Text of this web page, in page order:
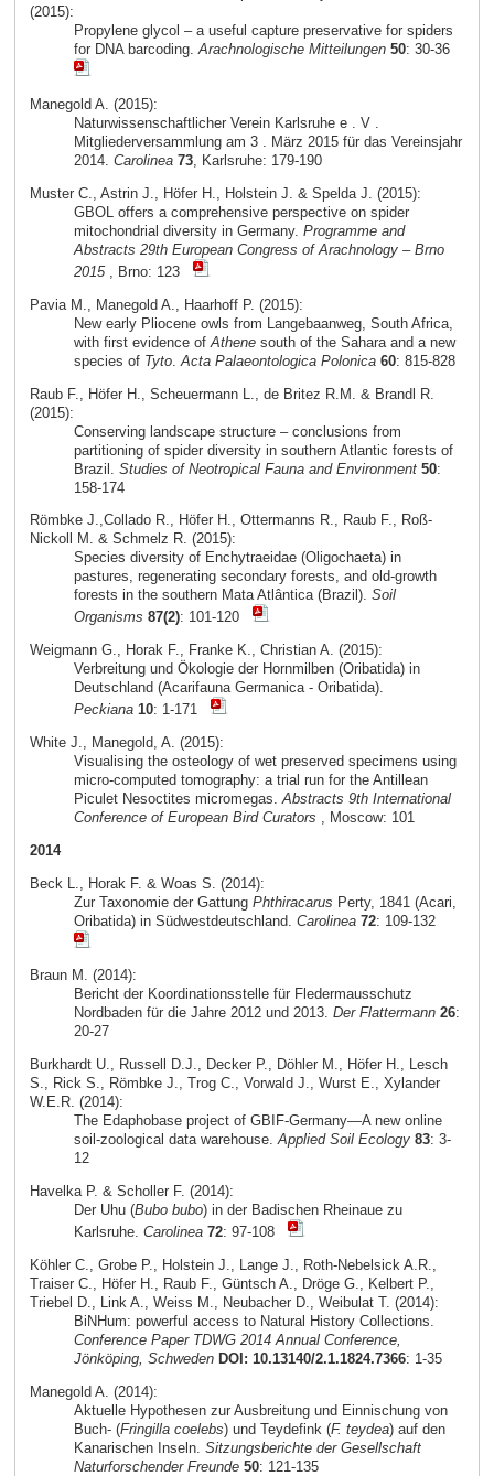
(2015):
Propylene glycol – a useful capture preservative for spiders
for DNA barcoding.Arachnologische Mitteilungen 50: 30-36
Manegold A. (2015):
Naturwissenschaftlicher Verein Karlsruhe e . V .
Mitgliederversammlung am 3 . März 2015 für das Vereinsjahr
2014. Carolinea 73, Karlsruhe: 179-190
Muster C., Astrin J., Höfer H., Holstein J. & Spelda J. (2015):
GBOL offers a comprehensive perspective on spider
mitochondrial diversity in Germany. Programme and
Abstracts 29th European Congress of Arachnology – Brno
2015, Brno: 123
Pavia M., Manegold A., Haarhoff P. (2015):
New early Pliocene owls from Langebaanweg, South Africa,
with first evidence of Athenesouth of the Sahara and a new
species of Tyto. Acta Palaeontologica Polonica 60: 815-828
Raub F., Höfer H., Scheuermann L., de Britez R.M. & Brandl R.
(2015):
Conserving landscape structure – conclusions from
partitioning of spider diversity in southern Atlantic forests of
Brazil. Studies of Neotropical Fauna and Environment 50:
158-174
Römbke J.,Collado R., Höfer H., Ottermanns R., Raub F., Roß-
Nickoll M. & Schmelz R. (2015):
Species diversity of Enchytraeidae (Oligochaeta) in
pastures, regenerating secondary forests, and old-growth
forests in the southern Mata Atlântica (Brazil). Soil
Organisms 87(2): 101-120
Weigmann G., Horak F., Franke K., Christian A. (2015):
Verbreitung und Ökologie der Hornmilben (Oribatida) in
Deutschland (Acarifauna Germanica - Oribatida).
Peckiana 10: 1-171
White J., Manegold, A. (2015):
Visualising the osteology of wet preserved specimens using
micro-computed tomography: a trial run for the Antillean
Piculet Nesoctites micromegas.Abstracts 9th International
Conference of European Bird Curators , Moscow: 101
2014
Beck L., Horak F. & Woas S. (2014):
Zur Taxonomie der Gattung Phthiracarus Perty, 1841 (Acari,
Oribatida) in Südwestdeutschland. Carolinea 72: 109-132
Braun M. (2014):
Bericht der Koordinationsstelle für Fledermausschutz
Nordbaden für die Jahre 2012 und 2013. Der Flattermann 26:
20-27
Burkhardt U., Russell D.J., Decker P., Döhler M., Höfer H., Lesch
S., Rick S., Römbke J., Trog C., Vorwald J., Wurst E., Xylander
W.E.R. (2014):
The Edaphobase project of GBIF-Germany—A new online
soil-zoological data warehouse.Applied Soil Ecology 83: 3-
12
Havelka P. & Scholler F. (2014):
Der Uhu (Bubo bubo) in der Badischen Rheinaue zu
Karlsruhe. Carolinea 72: 97-108
Köhler C., Grobe P., Holstein J., Lange J., Roth-Nebelsick A.R.,
Traiser C., Höfer H., Raub F., Güntsch A., Dröge G., Kelbert P.,
Triebel D., Link A., Weiss M., Neubacher D., Weibulat T. (2014):
BiNHum: powerful access to Natural History Collections.
Conference Paper TDWG 2014 Annual Conference,
Jönköping, Schweden DOI: 10.13140/2.1.1824.7366: 1-35
Manegold A. (2014):
Aktuelle Hypothesen zur Ausbreitung und Einnischung von
Buch- (Fringilla coelebs) und Teydefink (F. teydea) auf den
Kanarischen Inseln. Sitzungsberichte der Gesellschaft
Naturforschender Freunde 50: 121-135